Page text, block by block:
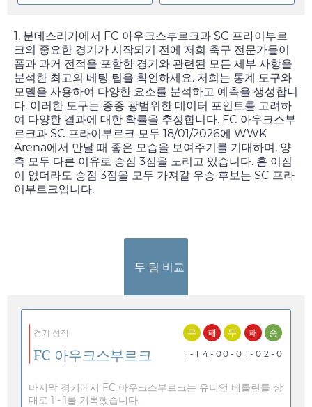
1. 분데스리가에서 FC 아우크스부르크과 SC 프라이부르
크의 중요한 경기가 시작되기 전에 저희 축구 전문가들이
폼과 과거 전적을 포함한 경기와 관련된 모든 세부 사항을
분석한 최고의 베팅 팁을 확인하세요. 저희는 통계 도구와
모델을 사용하여 다양한 요소를 분석하고 예측을 생성합니
다. 이러한 도구는 종종 광범위한 데이터 포인트를 고려하
여 다양한 결과에 대한 확률을 추정합니다. FC 아우크스부
르크과 SC 프라이부르크 모두 18/01/2026에 WWK
Arena에서 만날 때 좋은 모습을 보여주기를 기대하며, 양
측 모두 다른 이유로 승점 3점을 노리고 있습니다. 홈 이점
이 없더라도 승점 3점을 모두 가져갈 우승 후보는 SC 프라
이부르크입니다.
두 팀 비교
경기 성적
FC 아우크스부르크
무
1 - 1
패
4 - 0
무
0 - 0
패
1 - 0
승
2 - 0
마지막 경기에서 FC 아우크스부르크는 유니언 베를린를 상
대로 1 - 1를 기록했습니다.